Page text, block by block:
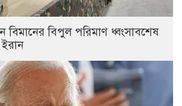
বিমানের বিপুল পরিমাণ ধ্বংসাবশেষ